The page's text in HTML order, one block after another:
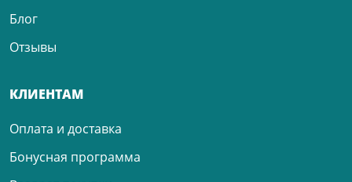
Блог
Отзывы
КЛИЕНТАМ
Оплата и доставка
Бонусная программа